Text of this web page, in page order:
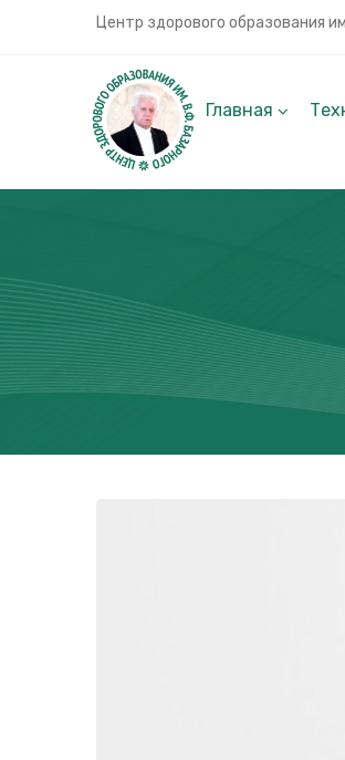
Центр здорового образования
Главная